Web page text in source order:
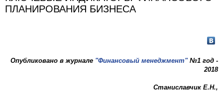
ПЛАНИРОВАНИЯ БИЗНЕСА
Опубликовано в журнале "Финансовый менеджмент"№1 год -
2018
Станиславчик Е.Н.,